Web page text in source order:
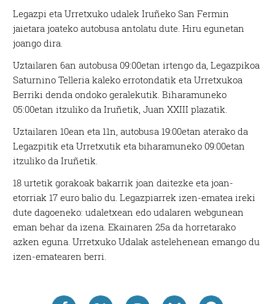
Legazpi eta Urretxuko udalek Iruñeko San Fermin
jaietara joateko autobusa antolatu dute. Hiru egunetan
joango dira.
Uztailaren 6an autobusa 09:00etan irtengo da, Legazpikoa
Saturnino Telleria kaleko errotondatik eta Urretxukoa
Berriki denda ondoko geralekutik. Biharamuneko
05:00etan itzuliko da Iruñetik, Juan XXIII plazatik.
Uztailaren 10ean eta 11n, autobusa 19:00etan aterako da
Legazpitik eta Urretxutik eta biharamuneko 09:00etan
itzuliko da Iruñetik.
18 urtetik gorakoak bakarrik joan daitezke eta joan-
etorriak 17 euro balio du. Legazpiarrek izen-ematea ireki
dute dagoeneko: udaletxean edo udalaren webgunean
eman behar da izena. Ekainaren 25a da horretarako
azken eguna. Urretxuko Udalak astelehenean emango du
izen-ematearen berri.